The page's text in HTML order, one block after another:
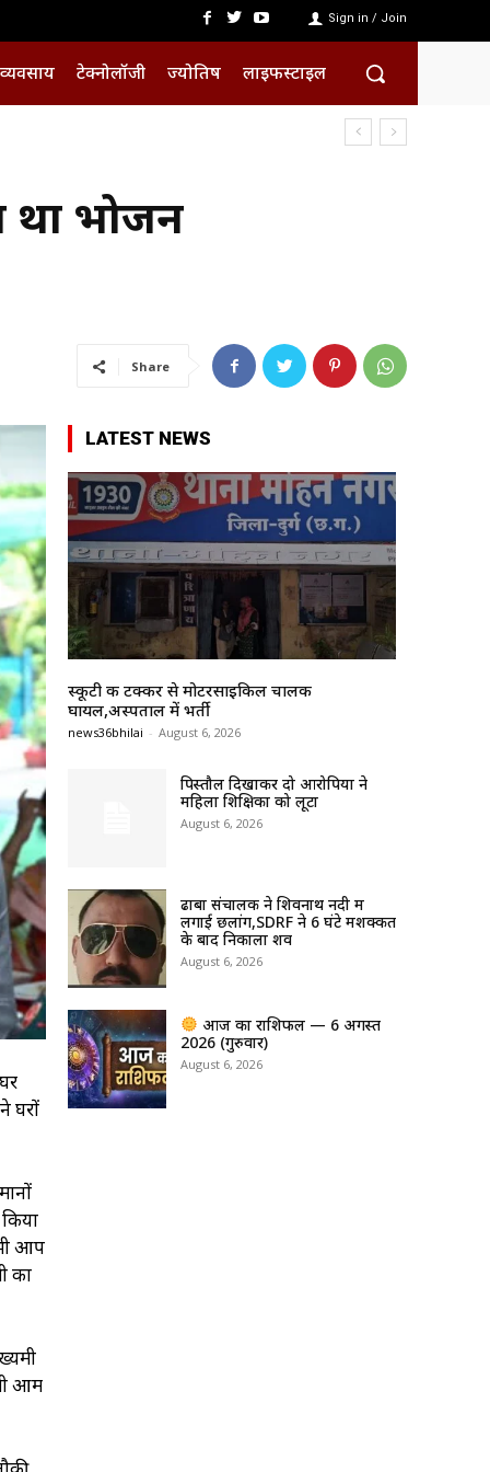
Sign in / Join
व्यवसाय टेक्नोलॉजी ज्योतिष लाइफस्टाइल
था भोजन
Share
घरों
आप
का
आम
LATEST NEWS
स्कूटी की टक्कर से मोटरसाइकिल चालक
घायल,अस्पताल में भर्ती
news36bhilai - August 6, 2026
पिस्तौल दिखाकर दो आरोपियों ने
महिला शिक्षिका को लूटा
August 6, 2026
ढाबा संचालक ने शिवनाथ नदी में
लगाई छलांग,SDRF ने 6 घंटे मशक्कत
के बाद निकाला शव
August 6, 2026
आज का राशिफल — 6 अगस्त
2026 (गुरुवार)
August 6, 2026